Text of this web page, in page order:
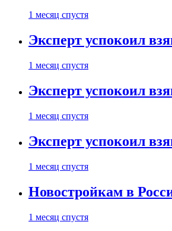
1 месяц спустя
Эксперт успокоил
1 месяц спустя
Эксперт успокоил
1 месяц спустя
Эксперт успокоил
1 месяц спустя
Новостройкам в
1 месяц спустя